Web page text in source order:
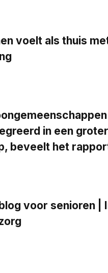
voelt als thuis
in een
beveelt het
voor senioren |